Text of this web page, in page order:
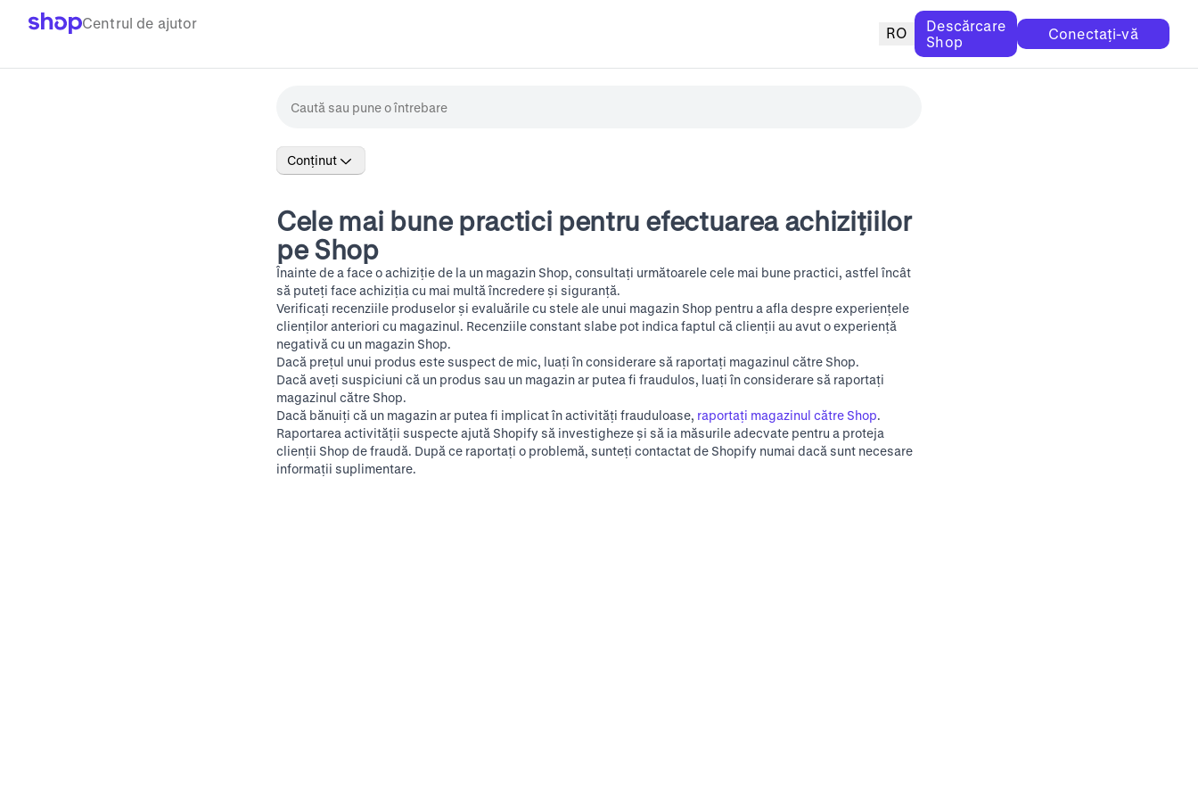
Centrul de ajutor
RO
Descărcare
Shop
Conectați-vă
Conținut
Cele mai bune practici pentru efectuarea achizițiilor
pe Shop
Înainte de a face o achiziție de la un magazin Shop, consultați următoarele cele mai bune practici, astfel încât
să puteți face achiziția cu mai multă încredere și siguranță.
Verificați recenziile produselor și evaluările cu stele ale unui magazin Shop pentru a afla despre experiențele
clienților anteriori cu magazinul. Recenziile constant slabe pot indica faptul că clienții au avut o experiență
negativă cu un magazin Shop.
Dacă prețul unui produs este suspect de mic, luați în considerare să raportați magazinul către Shop.
Dacă aveți suspiciuni că un produs sau un magazin ar putea fi fraudulos, luați în considerare să raportați
magazinul către Shop.
Dacă bănuiți că un magazin ar putea fi implicat în activități frauduloase, raportați magazinul către Shop.
Raportarea activității suspecte ajută Shopify să investigheze și să ia măsurile adecvate pentru a proteja
clienții Shop de fraudă. După ce raportați o problemă, sunteți contactat de Shopify numai dacă sunt necesare
informații suplimentare.